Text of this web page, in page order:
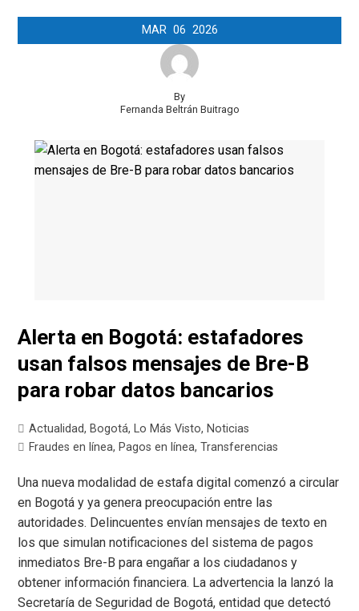
MAR 06 2026
By
Fernanda Beltrán Buitrago
Alerta en Bogotá: estafadores
usan falsos mensajes de Bre-B
para robar datos bancarios
Actualidad, Bogotá, Lo Más Visto, Noticias
Fraudes en línea, Pagos en línea,Transferencias
Una nueva modalidad de estafa digital comenzó a circular
en Bogotá y ya genera preocupación entre las
autoridades. Delincuentes envían mensajes de texto en
los que simulan notificaciones del sistema de pagos
inmediatos Bre-B para engañar a los ciudadanos y
obtener información financiera. La advertencia la lanzó la
Secretaría de Seguridad de Bogotá, entidad que detectó